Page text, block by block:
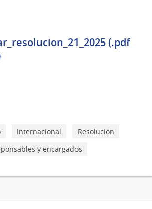
(.pdf
Internacional
Resolución
y encargados